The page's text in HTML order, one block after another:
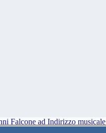
Falcone ad Indirizzo musicale